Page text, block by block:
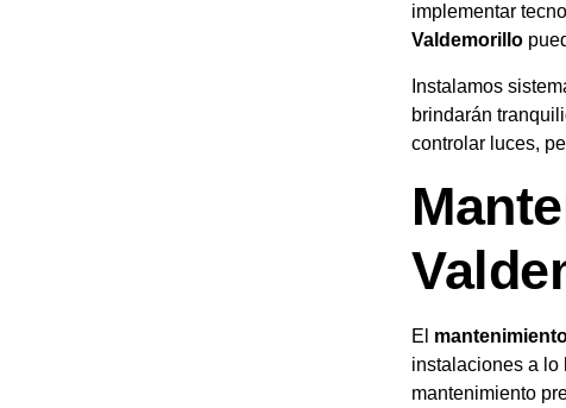
implementar
Valdemorillo
Instalamos
brindarán
controlar luces,
El
instalaciones a lo
mantenimiento